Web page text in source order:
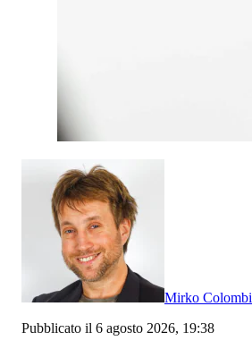
Mirko Colombi
Pubblicato il 6 agosto 2026, 19:38